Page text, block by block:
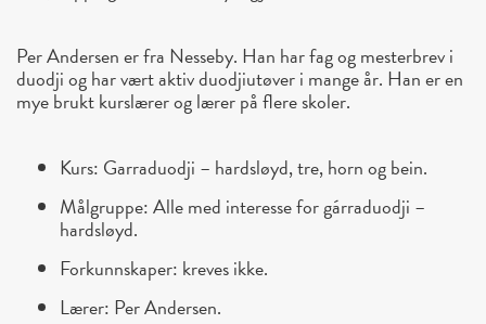
Per Andersen er fra Nesseby. Han har fag og mesterbrev i
duodji og har vært aktiv duodjiutøver i mange år. Han er en
mye brukt kurslærer og lærer på flere skoler.
Kurs: Garraduodji – hardsløyd, tre, horn og bein.
Målgruppe: Alle med interesse for gárraduodji –
hardsløyd.
Forkunnskaper: kreves ikke.
Lærer: Per Andersen.